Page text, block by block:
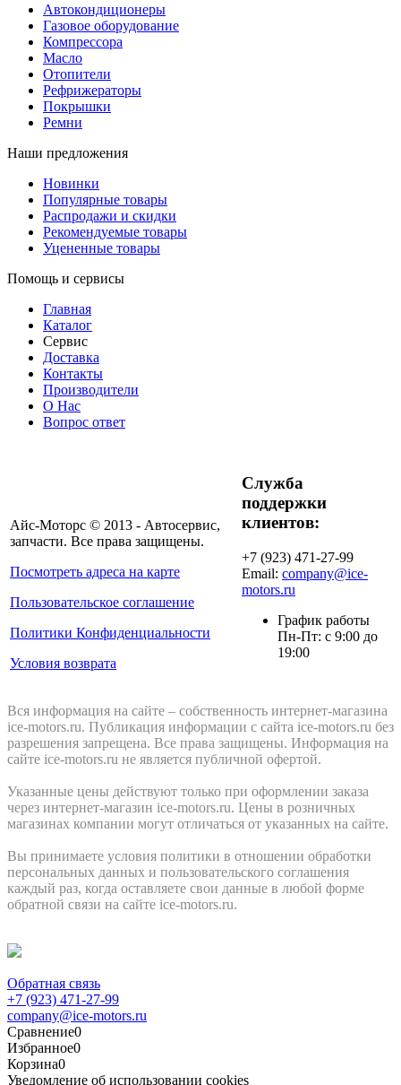
Автокондиционеры
Газовое оборудование
Компрессора
Масло
Отопители
Рефрижераторы
Покрышки
Ремни
Наши предложения
Новинки
Популярные товары
Распродажи и скидки
Рекомендуемые товары
Уцененные товары
Помощь и сервисы
Главная
Каталог
Сервис
Доставка
Контакты
Производители
О Нас
Вопрос ответ
Айс-Моторс © 2013 - Автосервис,
запчасти. Все права защищены.
Посмотреть адреса на карте
Пользовательское соглашение
Политики Конфиденциальности
Условия возврата
Служба
поддержки
клиентов:
+7 (923) 471-27-99
Email: company@ice-
motors.ru
График работы
Пн-Пт: с 9:00 до
19:00
Вся информация на сайте – собственность интернет-магазина
ice-motors.ru. Публикация информации с сайта ice-motors.ru без
разрешения запрещена. Все права защищены. Информация на
сайте ice-motors.ru не является публичной офертой.
Указанные цены действуют только при оформлении заказа
через интернет-магазин ice-motors.ru. Цены в розничных
магазинах компании могут отличаться от указанных на сайте.
Вы принимаете условия политики в отношении обработки
персональных данных и пользовательского соглашения
каждый раз, когда оставляете свои данные в любой форме
обратной связи на сайте ice-motors.ru.
Обратная связь
+7 (923) 471-27-99
company@ice-motors.ru
Сравнение0
Избранное0
Корзина0
Уведомление об использовании cookies